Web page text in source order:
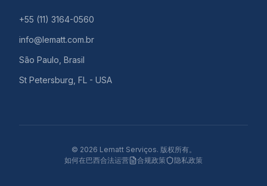
+55 (11) 3164-0560
info@lematt.com.br
São Paulo, Brasil
St Petersburg, FL - USA
© 2026 Lematt Serviços. 版权所有。
如何在巴西合法运营
合规政策 隐私政策